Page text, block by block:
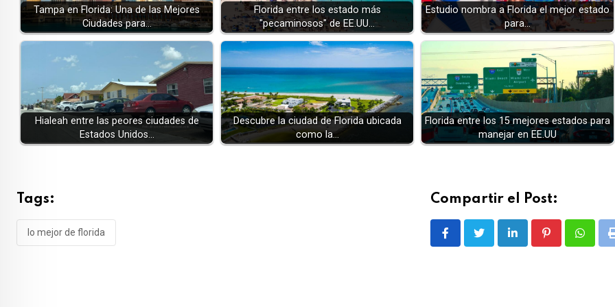
Tampa en Florida: Una de las Mejores
Ciudades para…
Florida entre los estado más
"pecaminosos" de EE.UU…
Estudio nombra a Florida el mejor estado
para…
Hialeah entre las peores ciudades de
Estados Unidos…
Descubre la ciudad de Florida ubicada
como la…
Florida entre los 15 mejores estados para
manejar en EE.UU
Tags:
lo mejor de florida
Compartir el Post:
LinkedIn Pinterest